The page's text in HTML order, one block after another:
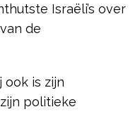
Israëli’s over
de
ook is zijn
politieke